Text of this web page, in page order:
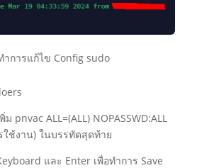
ำการแก้ไข Config sudo
ม pnvac ALL=(ALL) NOPASSWD:ALL
ใช้งาน) ในบรรทัดสุดท้าย
และ Enter เพื่อทำการ Save